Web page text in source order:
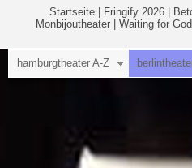
Startseite Fringify 2026
Monbijoutheater
Waiting for
hamburgtheater A-Z